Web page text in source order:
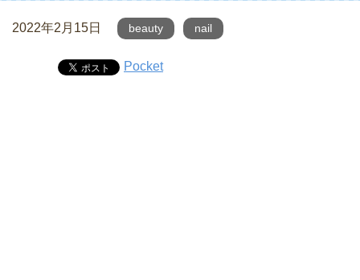
2022年2月15日 beauty nail
Pocket